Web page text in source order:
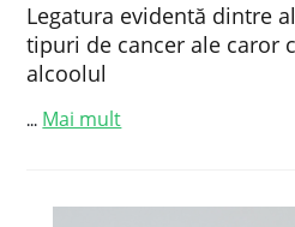
Legatura evidentă dintre
tipuri de cancer ale caror
alcoolul
... Mai mult